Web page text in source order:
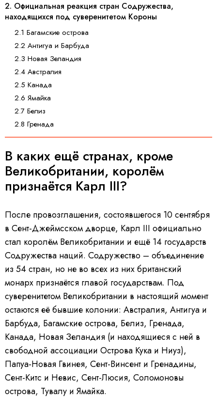
2. Официальная реакция стран Содружества,
находящихся под суверенитетом Короны
2.1 Багамские острова
2.2 Антигуа и Барбуда
2.3 Новая Зеландия
2.4 Австралия
2.5 Канада
2.6 Ямайка
2.7 Белиз
2.8 Гренада
В каких ещё странах, кроме
Великобритании, королём
признаётся Карл III?
После провозглашения, состоявшегося 10 сентября
в Сент-Джеймсском дворце, Карл III официально
стал королём Великобритании и ещё 14 государств
Содружества наций. Содружество – объединение
из 54 стран, но не во всех из них британский
монарх признаётся главой государствам. Под
суверенитетом Великобритании в настоящий момент
остаются её бывшие колонии: Австралия, Антигуа и
Барбуда, Багамские острова, Белиз, Гренада,
Канада, Новая Зеландия (и находящиеся с ней в
свободной ассоциации Острова Кука и Ниуз),
Папуа-Новая Гвинея, Сент-Винсент и Гренадины,
Сент-Китс и Невис, Сент-Люсия, Соломоновы
острова, Тувалу и Ямайка.